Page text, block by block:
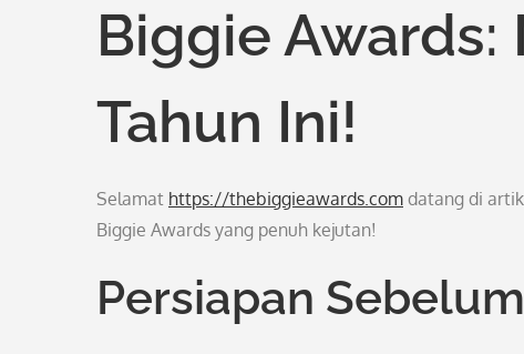
Biggie Awards:
Tahun Ini!
Selamat https://thebiggieawards.com datang di
Biggie Awards yang penuh kejutan!
Persiapan